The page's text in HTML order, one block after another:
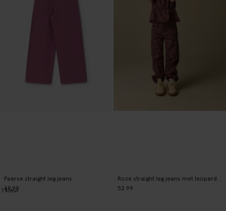
Paarse straight leg jeans
49.99
1kleur
52.99